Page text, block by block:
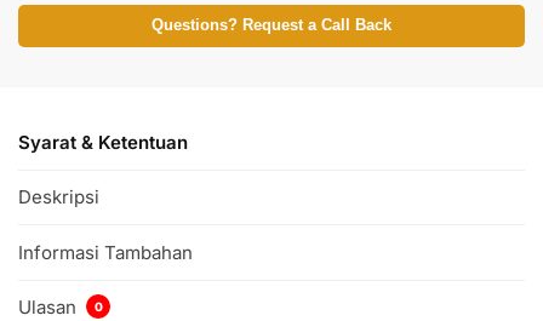
Questions? Request a Call Back
Syarat & Ketentuan
Deskripsi
Informasi Tambahan
Ulasan 0